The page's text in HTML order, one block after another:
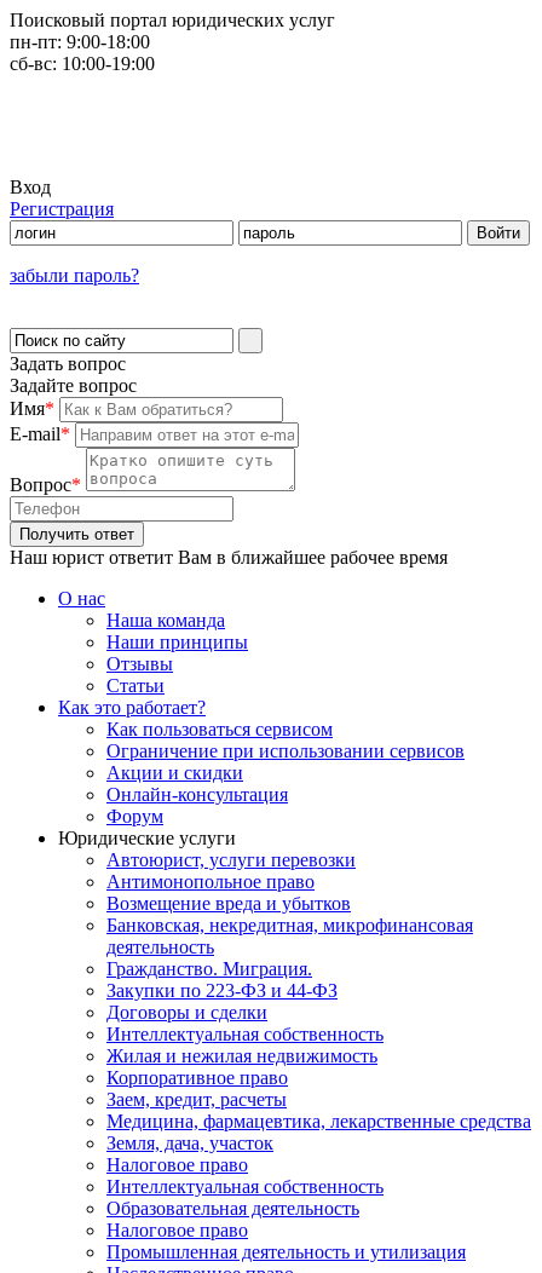
Поисковый портал юридических услуг
пн-пт: 9:00-18:00
сб-вс: 10:00-19:00
Вход
Регистрация
забыли пароль?
Задать вопрос
Задайте вопрос
Имя*
E-mail*
Вопрос*
Наш юрист ответит Вам в ближайшее рабочее время
О нас
Наша команда
Наши принципы
Отзывы
Статьи
Как это работает?
Как пользоваться сервисом
Ограничение при использовании сервисов
Акции и скидки
Онлайн-консультация
Форум
Юридические услуги
Автоюрист, услуги перевозки
Антимонопольное право
Возмещение вреда и убытков
Банковская, некредитная, микрофинансовая
деятельность
Гражданство. Миграция.
Закупки по 223-ФЗ и 44-ФЗ
Договоры и сделки
Интеллектуальная собственность
Жилая и нежилая недвижимость
Корпоративное право
Заем, кредит, расчеты
Медицина, фармацевтика, лекарственные средства
Земля, дача, участок
Налоговое право
Интеллектуальная собственность
Образовательная деятельность
Налоговое право
Промышленная деятельность и утилизация